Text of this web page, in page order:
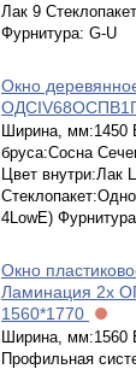
Лак 9
Фурнитура: G-U
Окно
Ширина, мм:1450
бруса:Сосна
Цвет внутри:Лак
4LowE)
Окно
Ламинация 2x
1560*1770
Ширина, мм:1560
Профильная